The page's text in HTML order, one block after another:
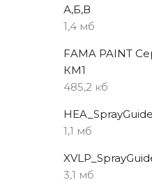
А,Б,В
1,4 мб
FAMA PAINT
КМ1
485,2 кб
1,1 мб
3,1 мб